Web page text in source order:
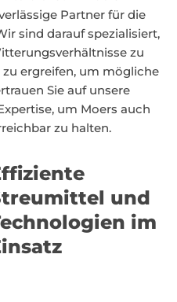
Partner für die
sind darauf spezialisiert,
zu
ergreifen, um mögliche
Sie auf unsere
um Moers auch
zu halten.
und
im